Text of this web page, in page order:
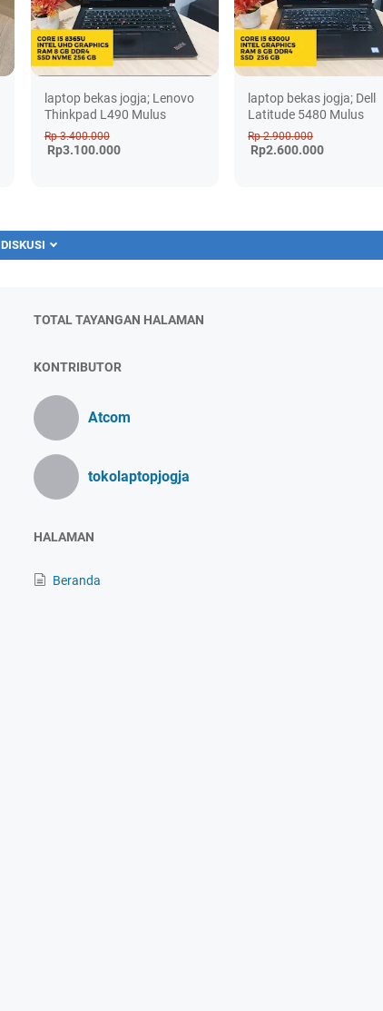
laptop bekas jogja; Lenovo
Thinkpad L490 Mulus
Rp 3.400.000
Rp3.100.000
laptop bekas jogja; Dell
Latitude 5480 Mulus
Rp 2.900.000
Rp2.600.000
DISKUSI
TOTAL TAYANGAN HALAMAN
KONTRIBUTOR
Atcom
tokolaptopjogja
HALAMAN
Beranda